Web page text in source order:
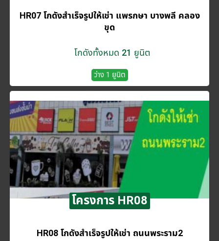
HR07 โกดังสำเร็จรูปให้เช่า แพรกษา บางพลี​ คลอง
ขุด
โกดังทั้งหมด 21 ยูนิต
ว่าง 1 ยูนิต
โครงการ HR08
HR08 โกดังสำเร็จรูปให้เช่า ถนนพระราม2